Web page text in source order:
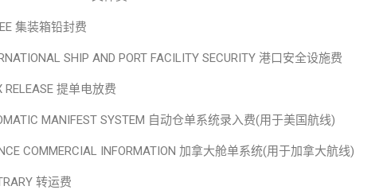
集装箱铅封费
SHIP AND PORT FACILITY SECURITY 港口安全设施费
RELEASE 提单电放费
MANIFEST SYSTEM 自动仓单系统录入费(用于美国航线)
COMMERCIAL INFORMATION 加拿大舱单系统(用于加拿大航线)
转运费